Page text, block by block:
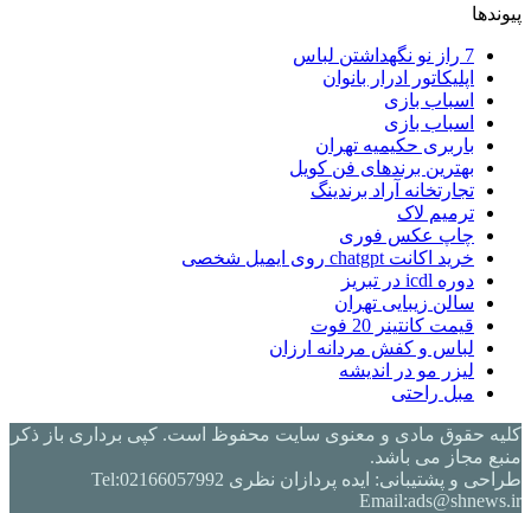
پیوندها
7 راز نو نگهداشتن لباس
اپلیکاتور ادرار بانوان
اسباب بازی
اسباب بازی
باربری حکیمیه تهران
بهترین برندهای فن کویل
تجارتخانه آراد برندینگ
ترمیم لاک
چاپ عکس فوری
خرید اکانت chatgpt روی ایمیل شخصی
دوره icdl در تبریز
سالن زیبایی تهران
قیمت کانتینر 20 فوت
لباس و کفش مردانه ارزان
لیزر مو در اندیشه
مبل راحتی
کلیه حقوق مادی و معنوی سایت محفوظ است. کپی برداری باز ذکر
منبع مجاز می باشد.
طراحی و پشتیبانی: ایده پردازان نظری Tel:02166057992
Email:ads@shnews.ir